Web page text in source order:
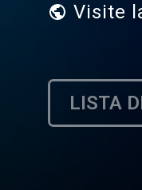
Visite
LISTA